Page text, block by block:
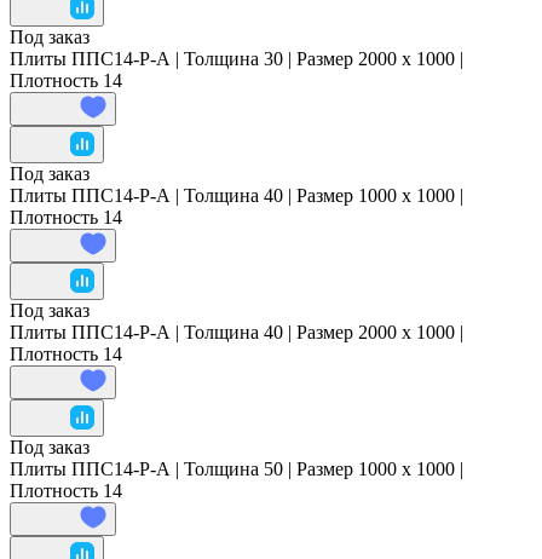
Под заказ
Плиты ППС14-Р-А | Толщина 30 | Размер 2000 x 1000 |
Плотность 14
Под заказ
Плиты ППС14-Р-А | Толщина 40 | Размер 1000 x 1000 |
Плотность 14
Под заказ
Плиты ППС14-Р-А | Толщина 40 | Размер 2000 x 1000 |
Плотность 14
Под заказ
Плиты ППС14-Р-А | Толщина 50 | Размер 1000 x 1000 |
Плотность 14